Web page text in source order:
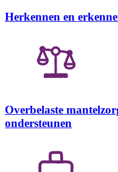
Herkennen en
Overbelaste
ondersteunen